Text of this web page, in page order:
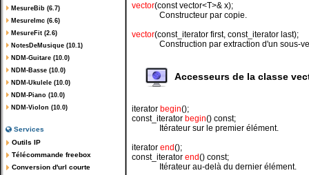
MesureBib (6.7)
MesureImc (6.6)
MesureFit (2.6)
NotesDeMusique (10.1)
NDM-Guitare (10.0)
NDM-Basse (10.0)
NDM-Ukulele (10.0)
NDM-Piano (10.0)
NDM-Violon (10.0)
Services
Outils IP
Télécommande freebox
Conversion d'url courte
vector(const vector<T>& x);
Constructeur par copie.
vector(const_iterator first, const_iterator last);
Construction par extraction d'un sous-
Accesseurs de la classe
iterator begin();
const_iterator begin() const;
Itérateur sur le premier élément.
iterator end();
const_iterator end() const;
Itérateur au-delà du dernier élément.